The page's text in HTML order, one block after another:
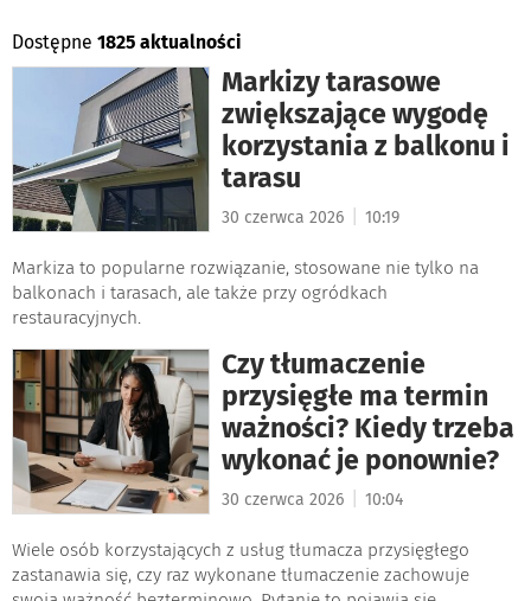
Dostępne 1825 aktualności
Markizy tarasowe
zwiększające wygodę
korzystania z balkonu i
tarasu
30 czerwca 2026 10:19
Markiza to popularne rozwiązanie, stosowane nie tylko na
balkonach i tarasach, ale także przy ogródkach
restauracyjnych.
Czy tłumaczenie
przysięgłe ma termin
ważności? Kiedy trzeba
wykonać je ponownie?
30 czerwca 2026 10:04
Wiele osób korzystających z usług tłumacza przysięgłego
zastanawia się, czy raz wykonane tłumaczenie zachowuje